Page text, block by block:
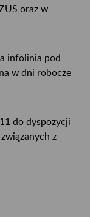
oraz w
infolinia pod
w dni robocze
do dyspozycji
z